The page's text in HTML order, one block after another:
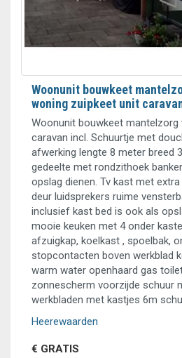
Woonunit bouwkeet
woning zuipkeet unit
Woonunit bouwkeet mantelzorg
caravan incl. Schuurtje met
afwerking lengte 8 meter breed
gedeelte met rondzithoek
opslag dienen. Tv kast met
deur luidsprekers ruime
inclusief kast bed is ook als
mooie keuken met 4 onder
afzuigkap, koelkast , spoelbak,
stopcontacten boven werkblad
warm water openhaard gas
zonnescherm voorzijde schuur
werkbladen met kastjes 6m
Heerewaarden
€ GRATIS